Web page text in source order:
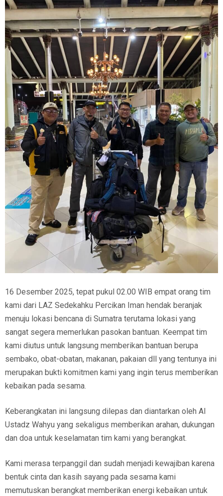
16 Desember 2025, tepat pukul 02.00 WIB empat orang tim
kami dari LAZ Sedekahku Percikan Iman hendak beranjak
menuju lokasi bencana di Sumatra terutama lokasi yang
sangat segera memerlukan pasokan bantuan. Keempat tim
kami diutus untuk langsung memberikan bantuan berupa
sembako, obat-obatan, makanan, pakaian dll yang tentunya ini
merupakan bukti komitmen kami yang ingin terus memberikan
kebaikan pada sesama.
Keberangkatan ini langsung dilepas dan diantarkan oleh Al
Ustadz Wahyu yang sekaligus memberikan arahan, dukungan
dan doa untuk keselamatan tim kami yang berangkat.
Kami merasa terpanggil dan sudah menjadi kewajiban karena
bentuk cinta dan kasih sayang pada sesama kami
memutuskan berangkat memberikan energi kebaikan untuk